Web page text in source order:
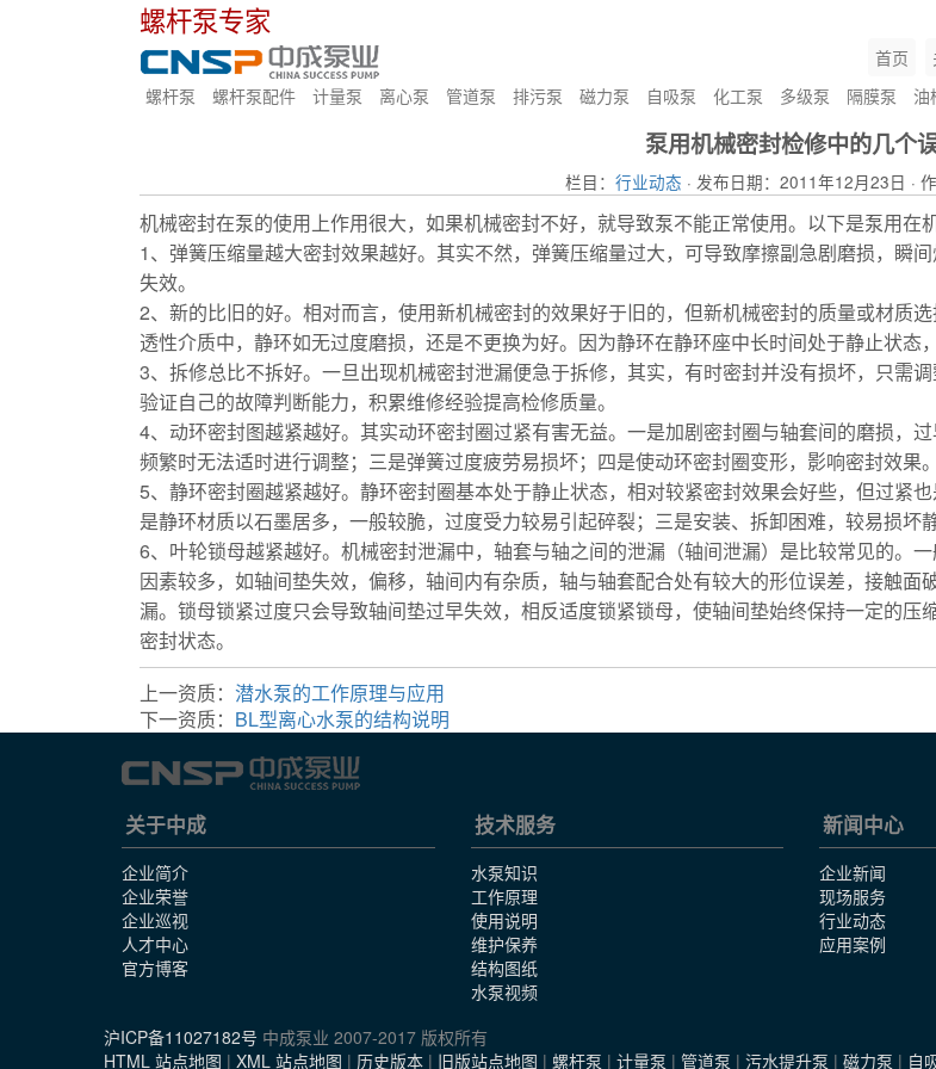
螺杆泵专家
首页
螺杆泵
螺杆泵配件 计量泵 离心泵 管道泵 排污泵 磁力泵 自吸泵 化工泵 多级泵 隔膜泵 油
泵用机械密封检修中的几个
栏目： 行业动态 · 发布日期：2011年12月23日 ·
机械密封在泵的使用上作用很大，如果机械密封不好，就导致泵不能正常使用。以下是泵用在
1、弹簧压缩量越大密封效果越好。其实不然，弹簧压缩量过大，可导致摩擦副急剧磨损，瞬
失效。
2、新的比旧的好。相对而言，使用新机械密封的效果好于旧的，但新机械密封的质量或材质
透性介质中，静环如无过度磨损，还是不更换为好。因为静环在静环座中长时间处于静止状态
3、拆修总比不拆好。一旦出现机械密封泄漏便急于拆修，其实，有时密封并没有损坏，只需
验证自己的故障判断能力，积累维修经验提高检修质量。
4、动环密封图越紧越好。其实动环密封圈过紧有害无益。一是加剧密封圈与轴套间的磨损，
频繁时无法适时进行调整；三是弹簧过度疲劳易损坏；四是使动环密封圈变形，影响密封效果。
5、静环密封圈越紧越好。静环密封圈基本处于静止状态，相对较紧密封效果会好些，但过紧
是静环材质以石墨居多，一般较脆，过度受力较易引起碎裂；三是安装、拆卸困难，较易损坏静
6、叶轮锁母越紧越好。机械密封泄漏中，轴套与轴之间的泄漏（轴间泄漏）是比较常见的。
因素较多，如轴间垫失效，偏移，轴间内有杂质，轴与轴套配合处有较大的形位误差，接触
漏。锁母锁紧过度只会导致轴间垫过早失效，相反适度锁紧锁母，使轴间垫始终保持一定的
密封状态。
上一资质： 潜水泵的工作原理与应用
下一资质： BL型离心水泵的结构说明
关于中成
企业简介
企业荣誉
企业巡视
人才中心
官方博客
技术服务
水泵知识
工作原理
使用说明
维护保养
结构图纸
水泵视频
新闻中心
企业新闻
现场服务
行业动态
应用案例
沪ICP备11027182号 中成泵业 2007-2017 版权所有
HTML 站点地图 | XML 站点地图 | 历史版本 | 旧版站点地图 | 螺杆泵 | 计量泵 | 管道泵 | 污水提升泵 | 磁力泵 | 自